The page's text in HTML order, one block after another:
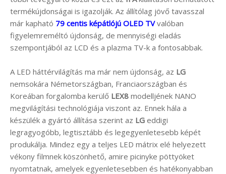
termékújdonságai is igazolják. Az állítólag jövő tavasszal
már kapható 79 centis képátlójú OLED TVvalóban
figyelemreméltó újdonság, de mennyiségi eladás
szempontjából az LCD és a plazma TV-k a fontosabbak.
A LED háttérvilágítás ma már nem újdonság, az LG
nemsokára Németországban, Franciaországban és
Koreában forgalomba kerülő LEX8 modelljének NANO
megvilágítási technológiája viszont az. Ennek hála a
készülék a gyártó állítása szerint az LG eddigi
legragyogóbb, legtisztább és legegyenletesebb képét
produkálja. Mindez egy a teljes LED mátrix elé helyezett
vékony filmnek köszönhető, amire picinyke pöttyöket
nyomtatnak, amelyek egyenletesebben és hatékonyabban